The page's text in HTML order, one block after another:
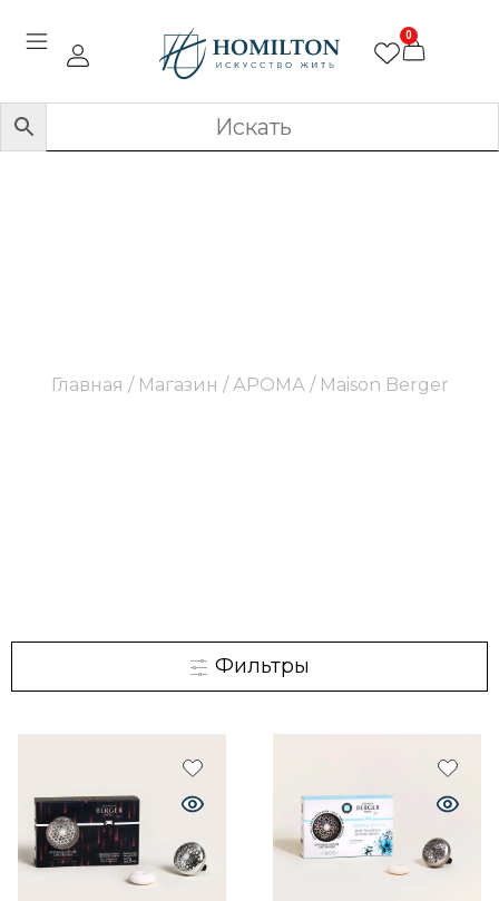
0
Главная / Магазин /АРОМА/ Maison Berger
Фильтры